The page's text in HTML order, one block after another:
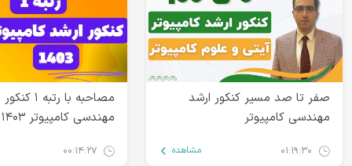
صفر تا صد مسیر کنکور ارشد
مهندسی کامپیوتر
۰۱:۱۹:۳۰ مشاهده
مصاحبه با رتبه
۰۰:۱۴:۲۷